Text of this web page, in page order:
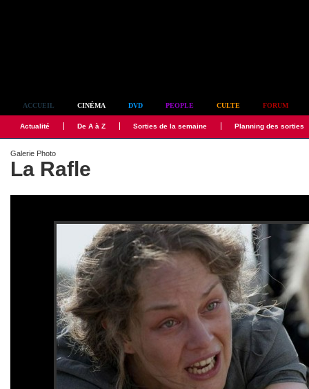
ACCUEIL CINÉMA DVD PEOPLE CULTE FORUM
Actualité De A à Z Sorties de la semaine Planning des sorties
Galerie Photo
La Rafle